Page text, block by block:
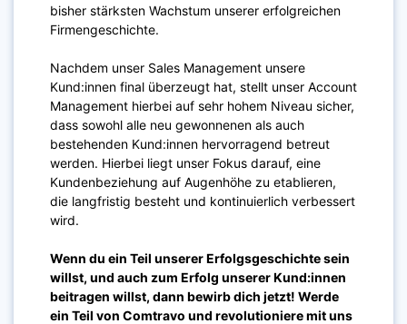
bisher stärksten Wachstum unserer erfolgreichen
Firmengeschichte.
Nachdem unser Sales Management unsere
Kund:innen final überzeugt hat, stellt unser Account
Management hierbei auf sehr hohem Niveau sicher,
dass sowohl alle neu gewonnenen als auch
bestehenden Kund:innen hervorragend betreut
werden. Hierbei liegt unser Fokus darauf, eine
Kundenbeziehung auf Augenhöhe zu etablieren,
die langfristig besteht und kontinuierlich verbessert
wird.
Wenn du ein Teil unserer Erfolgsgeschichte sein
willst, und auch zum Erfolg unserer Kund:innen
beitragen willst, dann bewirb dich jetzt! Werde
ein Teil von Comtravo und revolutioniere mit uns